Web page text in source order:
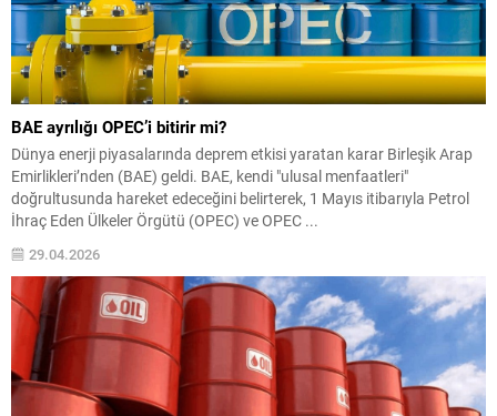
BAE ayrılığı OPEC’i bitirir mi?
Dünya enerji piyasalarında deprem etkisi yaratan karar Birleşik Arap
Emirlikleri’nden (BAE) geldi. BAE, kendi "ulusal menfaatleri"
doğrultusunda hareket edeceğini belirterek, 1 Mayıs itibarıyla Petrol
İhraç Eden Ülkeler Örgütü (OPEC) ve OPEC ...
29.04.2026